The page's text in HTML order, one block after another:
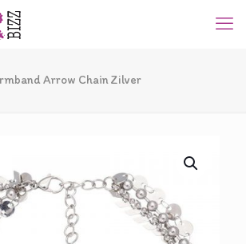
Arrow Chain Zilver